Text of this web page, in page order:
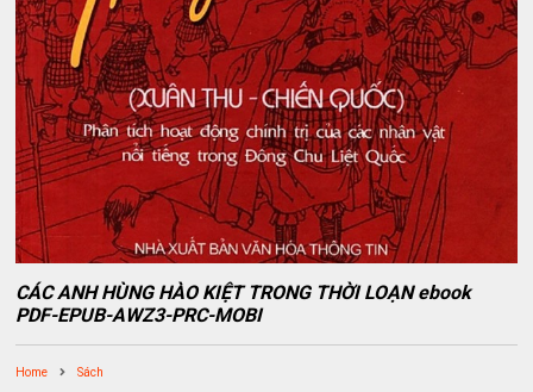
CÁC ANH HÙNG HÀO KIỆT TRONG THỜI LOẠN ebook
PDF-EPUB-AWZ3-PRC-MOBI
Home Sách